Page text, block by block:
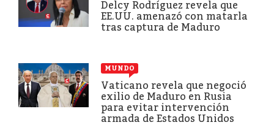
Delcy Rodríguez revela que
EE.UU. amenazó con matarla
tras captura de Maduro
MUNDO
Vaticano revela que negoció
exilio de Maduro en Rusia
para evitar intervención
armada de Estados Unidos